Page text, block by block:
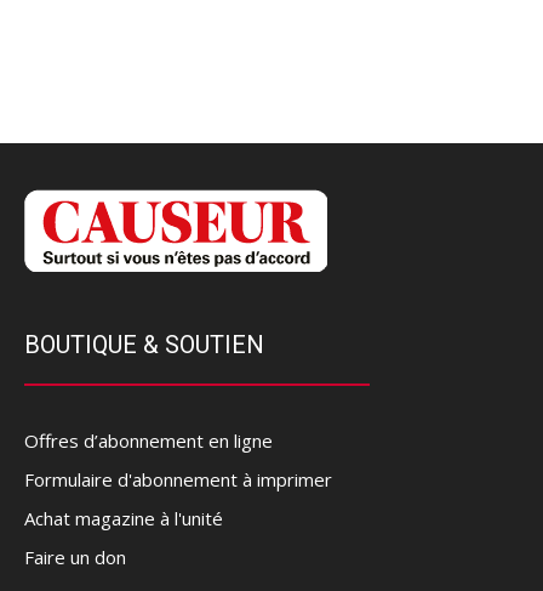
BOUTIQUE & SOUTIEN
Offres d’abonnement en ligne
Formulaire d'abonnement à imprimer
Achat magazine à l'unité
Faire un don